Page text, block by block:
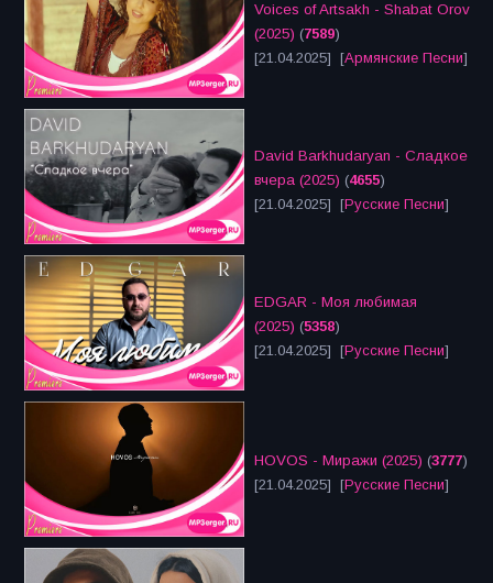
Voices of Artsakh - Shabat Orov
(2025) (7589)
[21.04.2025] [Армянские Песни]
David Barkhudaryan - Сладкое
вчера (2025) (4655)
[21.04.2025] [Русские Песни]
EDGAR - Моя любимая
(2025) (5358)
[21.04.2025] [Русские Песни]
HOVOS - Миражи (2025) (3777)
[21.04.2025] [Русские Песни]